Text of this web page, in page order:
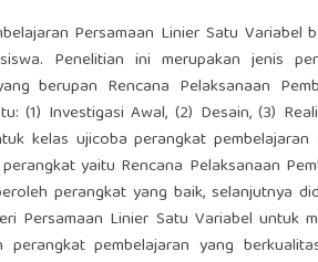
Persamaan Linier Satu Variabel
Penelitian ini merupakan jenis
berupan Rencana Pelaksanaan
Investigasi Awal, (2) Desain, (3)
kelas ujicoba perangkat
yaitu Rencana Pelaksanaan
perangkat yang baik, selanjutnya
Persamaan Linier Satu Variabel untuk
pembelajaran yang